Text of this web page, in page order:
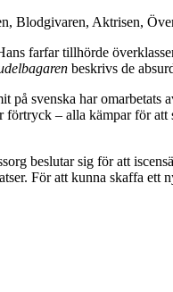
Blodgivaren, Aktrisen,
farfar tillhörde
beskrivs de
svenska har
– alla kämpar för
beslutar sig för att
För att kunna skaffa